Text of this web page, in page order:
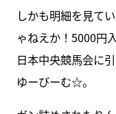
しかも明細を見て
ゃねえか！5000円
日本中央競馬会に
ゆーびーむ☆。